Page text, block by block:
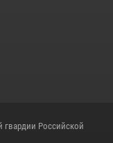
Российской